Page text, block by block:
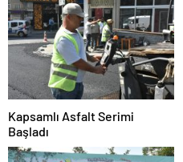
Çocuğa Destek Sağlandı
Kapsamlı Asfalt Serimi
Başladı